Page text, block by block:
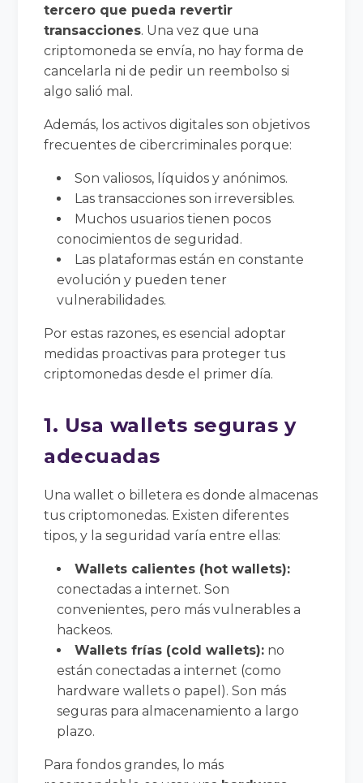
tercero que pueda revertir
transacciones. Una vez que una
criptomoneda se envía, no hay forma de
cancelarla ni de pedir un reembolso si
algo salió mal.
Además, los activos digitales son objetivos
frecuentes de cibercriminales porque:
Son valiosos, líquidos y anónimos.
Las transacciones son irreversibles.
Muchos usuarios tienen pocos
conocimientos de seguridad.
Las plataformas están en constante
evolución y pueden tener
vulnerabilidades.
Por estas razones, es esencial adoptar
medidas proactivas para proteger tus
criptomonedas desde el primer día.
1. Usa wallets seguras y
adecuadas
Una wallet o billetera es donde almacenas
tus criptomonedas. Existen diferentes
tipos, y la seguridad varía entre ellas:
Wallets calientes (hot wallets):
conectadas a internet. Son
convenientes, pero más vulnerables a
hackeos.
Wallets frías (cold wallets): no
están conectadas a internet (como
hardware wallets o papel). Son más
seguras para almacenamiento a largo
plazo.
Para fondos grandes, lo más